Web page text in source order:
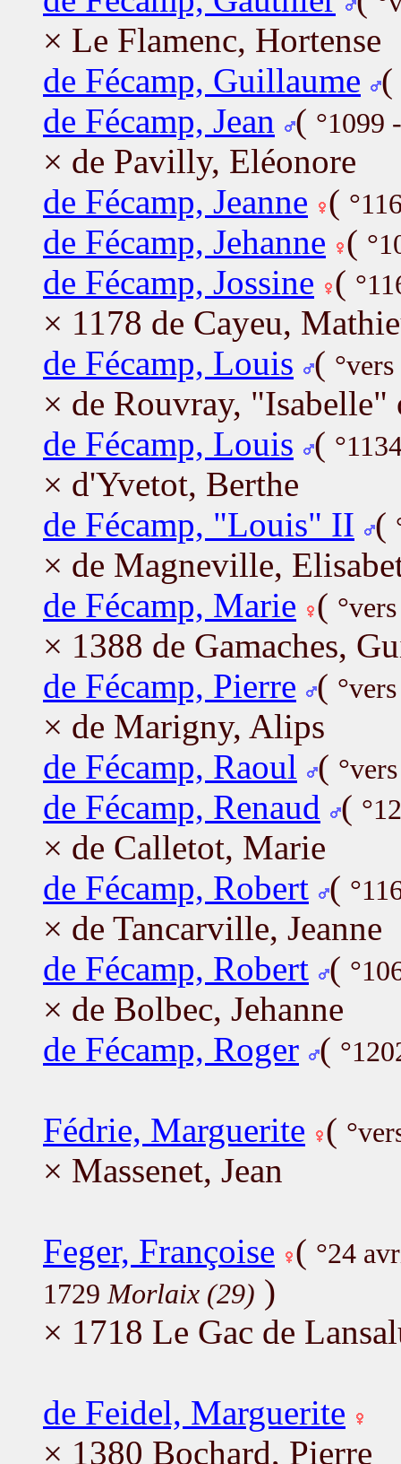
× Le Flamenc, Hortense
de Fécamp, Guillaume (
de Fécamp, Jean
( °1099
× de Pavilly, Eléonore
de Fécamp, Jeanne (
de Fécamp, Jehanne (
de Fécamp, Jossine (
× 1178 de Cayeu,
de Fécamp, Louis (
× de Rouvray, "Isabelle"
de Fécamp, Louis (
× d'Yvetot, Berthe
de Fécamp, "Louis" II (
× de Magneville,
de Fécamp, Marie (
× 1388 de Gamaches,
de Fécamp, Pierre (
× de Marigny, Alips
de Fécamp, Raoul
(
de Fécamp, Renaud (
× de Calletot, Marie
de Fécamp, Robert (
× de Tancarville, Jeanne
de Fécamp, Robert (
× de Bolbec, Jehanne
de Fécamp, Roger (
Fédrie, Marguerite (
× Massenet, Jean
Feger, Françoise ( °24
1729 Morlaix (29) )
× 1718 Le Gac de
de Feidel, Marguerite
× 1380 Bochard, Pierre